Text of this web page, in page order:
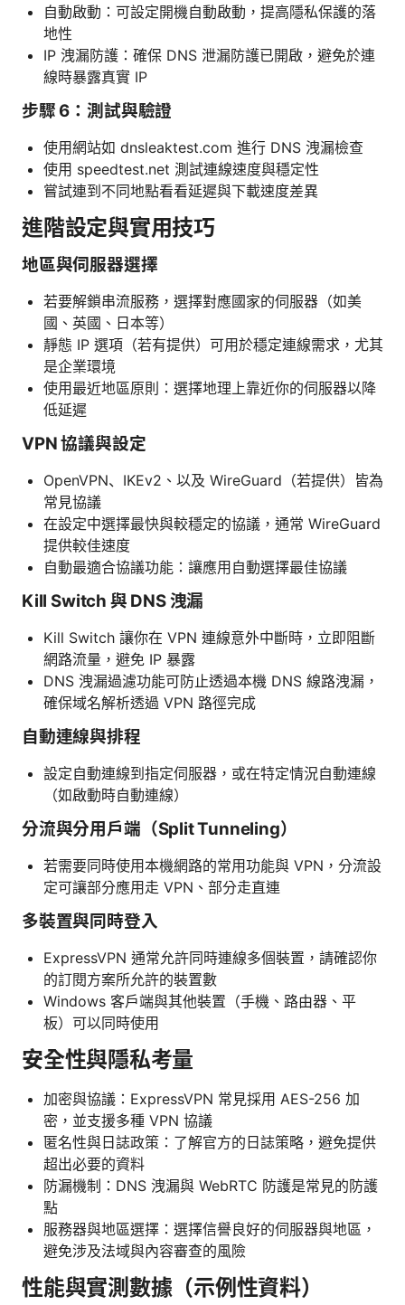
自動啟動：可設定開機自動啟動，提高隱私保護的落
地性
IP 洩漏防護：確保 DNS 泄漏防護已開啟，避免於連
線時暴露真實 IP
步驟 6：測試與驗證
使用網站如 dnsleaktest.com 進行 DNS 洩漏檢查
使用 speedtest.net 測試連線速度與穩定性
嘗試連到不同地點看看延遲與下載速度差異
進階設定與實用技巧
地區與伺服器選擇
若要解鎖串流服務，選擇對應國家的伺服器（如美
國、英國、日本等）
靜態 IP 選項（若有提供）可用於穩定連線需求，尤其
是企業環境
使用最近地區原則：選擇地理上靠近你的伺服器以降
低延遲
VPN 協議與設定
OpenVPN、IKEv2、以及 WireGuard（若提供）皆為
常見協議
在設定中選擇最快與較穩定的協議，通常 WireGuard
提供較佳速度
自動最適合協議功能：讓應用自動選擇最佳協議
Kill Switch 與 DNS 洩漏
Kill Switch 讓你在 VPN 連線意外中斷時，立即阻斷
網路流量，避免 IP 暴露
DNS 洩漏過濾功能可防止透過本機 DNS 線路洩漏，
確保域名解析透過 VPN 路徑完成
自動連線與排程
設定自動連線到指定伺服器，或在特定情況自動連線
（如啟動時自動連線）
分流與分用戶端（Split Tunneling）
若需要同時使用本機網路的常用功能與 VPN，分流設
定可讓部分應用走 VPN、部分走直連
多裝置與同時登入
ExpressVPN 通常允許同時連線多個裝置，請確認你
的訂閱方案所允許的裝置數
Windows 客戶端與其他裝置（手機、路由器、平
板）可以同時使用
安全性與隱私考量
加密與協議：ExpressVPN 常見採用 AES-256 加
密，並支援多種 VPN 協議
匿名性與日誌政策：了解官方的日誌策略，避免提供
超出必要的資料
防漏機制：DNS 洩漏與 WebRTC 防護是常見的防護
點
服務器與地區選擇：選擇信譽良好的伺服器與地區，
避免涉及法域與內容審查的風險
性能與實測數據（示例性資料）